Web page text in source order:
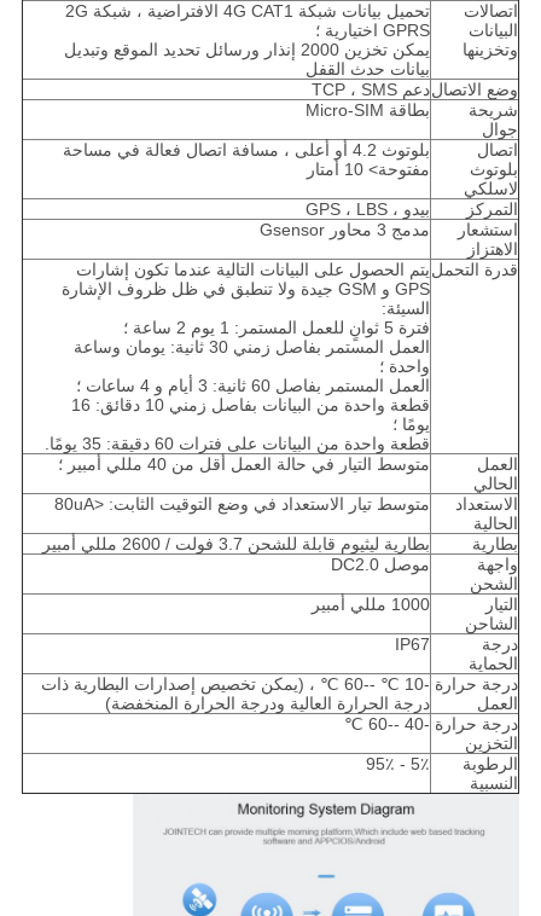
اتصالات
البيانات
وتخزينها
تحميل بيانات شبكة 4G CAT1 الافتراضية ، شبكة 2G
GPRS اختيارية ؛
يمكن تخزين 2000 إنذار ورسائل تحديد الموقع وتبديل
بيانات حدث القفل
وضع الاتصالدعم TCP ، SMS
شريحة
جوال
بطاقة Micro-SIM
اتصال
بلوتوث
لاسلكي
بلوتوث 4.2 أو أعلى ، مسافة اتصال فعالة في مساحة
مفتوحة> 10 أمتار
التمركز
بيدو ، GPS ، LBS
استشعار
الاهتزاز
مدمج 3 محاور Gsensor
قدرة التحمليتم الحصول على البيانات التالية عندما تكون إشارات
GPS و GSM جيدة ولا تنطبق في ظل ظروف الإشارة
السيئة:
فترة 5 ثوانٍ للعمل المستمر: 1 يوم 2 ساعة ؛
العمل المستمر بفاصل زمني 30 ثانية: يومان وساعة
واحدة ؛
العمل المستمر بفاصل 60 ثانية: 3 أيام و 4 ساعات ؛
قطعة واحدة من البيانات بفاصل زمني 10 دقائق: 16
يومًا ؛
قطعة واحدة من البيانات على فترات 60 دقيقة: 35 يومًا.
العمل
الحالي
متوسط ​​التيار في حالة العمل أقل من 40 مللي أمبير ؛
الاستعداد
الحالية
متوسط ​​تيار الاستعداد في وضع التوقيت الثابت: <80uA
بطارية
بطارية ليثيوم قابلة للشحن 3.7 فولت / 2600 مللي أمبير
واجهة
الشحن
موصل DC2.0
التيار
الشاحن
1000 مللي أمبير
درجة
الحماية
IP67
درجة حرارة
العمل
-10 ℃ --60 ℃ ، (يمكن تخصيص إصدارات البطارية ذات
درجة الحرارة العالية ودرجة الحرارة المنخفضة)
درجة حرارة
التخزين
-40 --60 ℃
الرطوبة
النسبية
5٪ - 95٪